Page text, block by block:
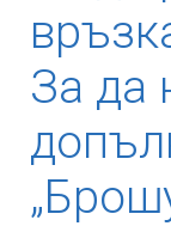
За да